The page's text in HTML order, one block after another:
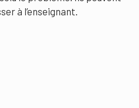
à l’enseignant.